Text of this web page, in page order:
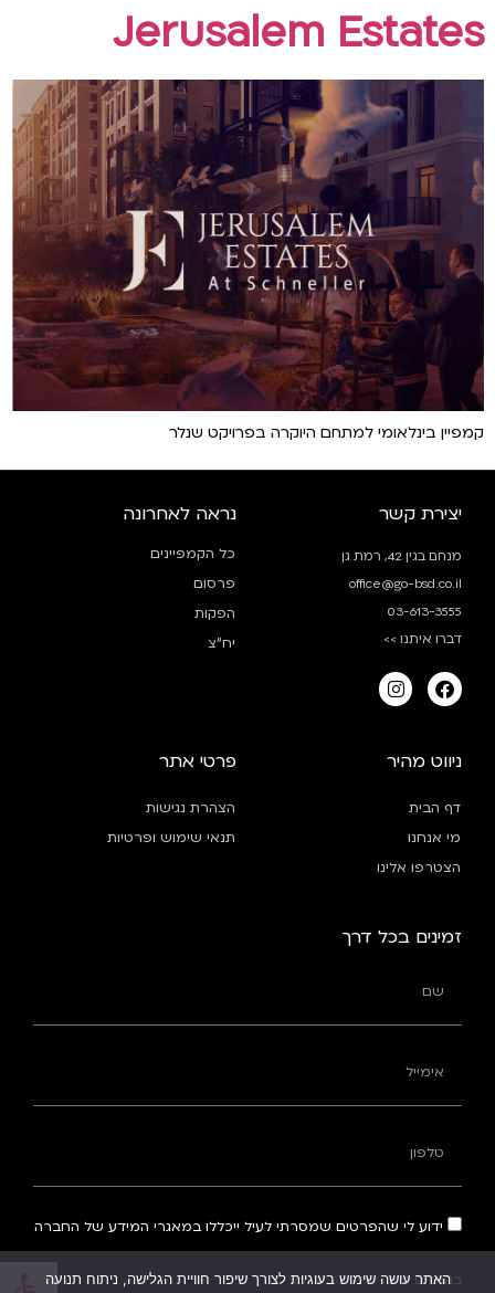
Jerusalem Estates
קמפיין בינלאומי למתחם היוקרה בפרויקט שנלר
יצירת קשר
מנחם בגין 42, רמת גן
office@go-bsd.co.il
03-613-3555
דברו איתנו >>
נראה לאחרונה
כל הקמפיינים
פרסום
הפקות
יח”צ
ניווט מהיר
דף הבית
מי אנחנו
הצטרפו אלינו
פרטי אתר
הצהרת נגישות
תנאי שימוש ופרטיות
זמינים בכל דרך
ידוע לי שהפרטים שמסרתי לעיל ייכללו במאגרי המידע של החברה
בהתאם למדיניות הפרטיות.
האתר עושה שימוש בעוגיות לצורך שיפור חוויית הגלישה, ניתוח תנועה